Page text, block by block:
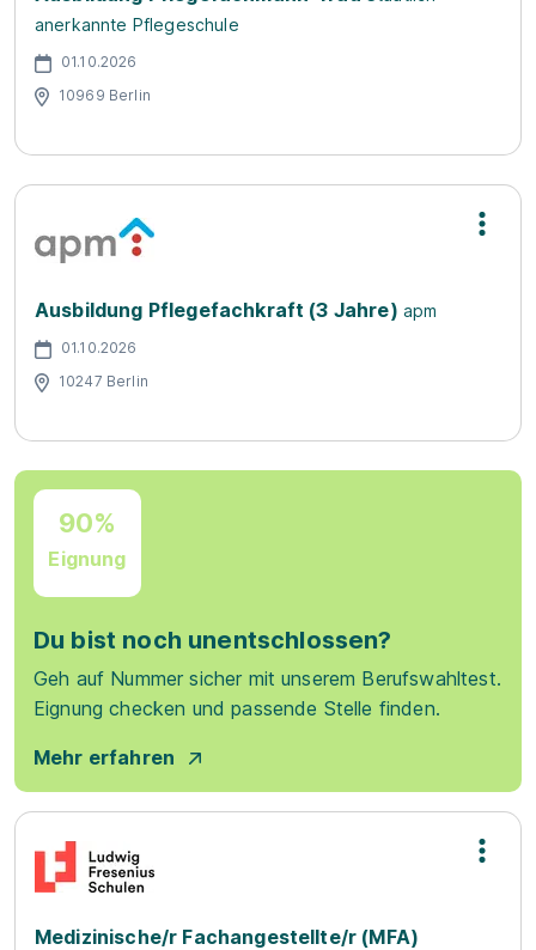
anerkannte Pflegeschule
01.10.2026
10969 Berlin
Ausbildung Pflegefachkraft (3 Jahre) apm
01.10.2026
10247 Berlin
90%
Eignung
Du bist noch unentschlossen?
Geh auf Nummer sicher mit unserem Berufswahltest.
Eignung checken und passende Stelle finden.
Mehr erfahren
Medizinische/r Fachangestellte/r (MFA)